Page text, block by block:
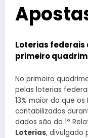
Loterias federais
primeiro
No primeiro
pelas loterias
13% maior do que
contabilizados
dados são do 1º
Loterias, divulgado